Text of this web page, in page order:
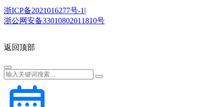
浙ICP备2021016277号-1|
浙公网安备33010802011810号
返回顶部